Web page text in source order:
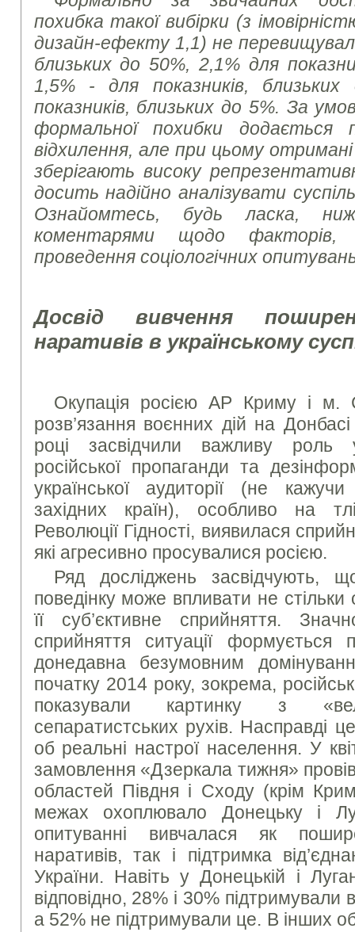
похибка такої вибірки (з
дизайн-ефекту 1,1) не
близьких до 50%, 2,1% для
1,5% - для показників,
показників, близьких до 5%. За
формальної похибки додається
відхилення, але при цьому
зберігають високу
досить надійно аналізувати
Ознайомтесь, будь ласка,
коментарями щодо
проведення соціологічних
Досвід вивчення
наративів в українському
Окупація росією АР Криму і м.
розв’язання воєнних дій на
році засвідчили важливу
російської пропаганди та
української аудиторії (не
західних країн), особливо на
Революції Гідності, виявилася
які агресивно просувалися росією.
Ряд досліджень засвідчують,
поведінку може впливати не стільки
її суб’єктивне сприйняття.
сприйняття ситуації
донедавна безумовним
початку 2014 року, зокрема,
показували картинку з
сепаратистських рухів. Насправді
об реальні настрої населення. У
замовлення «Дзеркала тижня»
областей Півдня і Сходу (крім
межах охоплювало Донецьку і
опитуванні вивчалася як
наративів, так і підтримка
України. Навіть у Донецькій і
відповідно, 28% і 30% підтримували
а 52% не підтримували це. В інших